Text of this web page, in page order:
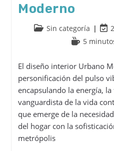
Moderno
Sin categoría
5
El diseño interior Urbano
personificación del pulso
encapsulando la energía,
vanguardista de la vida
que emerge de la
del hogar con la
metrópolis